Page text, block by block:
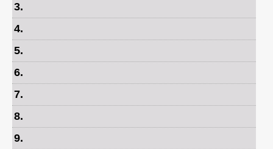
3.
4.
5.
6.
7.
8.
9.